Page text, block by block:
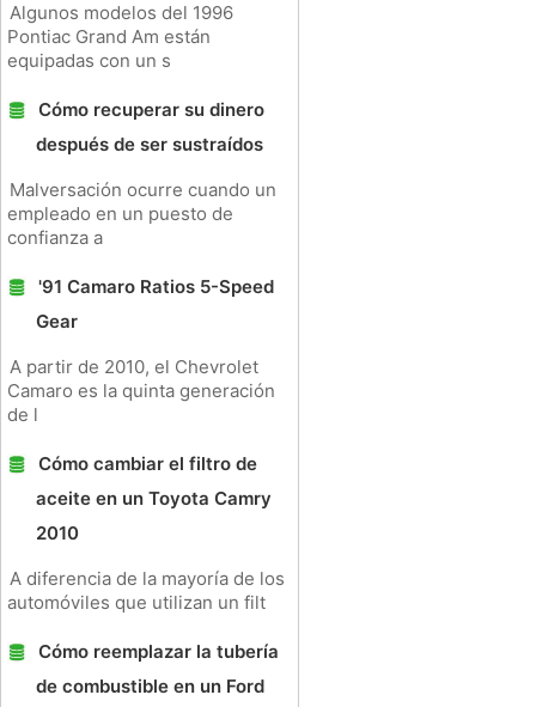
Algunos modelos del 1996
Pontiac Grand Am están
equipadas con un s
Cómo recuperar su dinero
después de ser sustraídos
Malversación ocurre cuando un
empleado en un puesto de
confianza a
'91 Camaro Ratios 5-Speed ​​
Gear
A partir de 2010, el Chevrolet
Camaro es la quinta generación
de l
Cómo cambiar el filtro de
aceite en un Toyota Camry
2010
A diferencia de la mayoría de los
automóviles que utilizan un filt
Cómo reemplazar la tubería
de combustible en un Ford